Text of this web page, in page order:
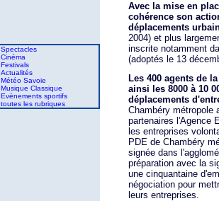
Spectacles
Cinéma
Festivals
Actualités
Météo Savoie
Musique Classique
Evènements sportifs
toutes les rubriques
Avec la mise en
cohérence son
déplacements
2004) et plus
inscrite notamment
(adoptés le 13
Les 400 agents de
ainsi les 8000 à 10
déplacements
Chambéry métropole
partenaires l'Agence
les entreprises
PDE de Chambéry
signée dans
préparation avec la
une cinquantaine
négociation pour
leurs entreprises.